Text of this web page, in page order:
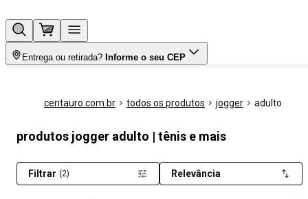
Entrega ou retirada? Informe o seu CEP
centauro.com.br todos os produtos jogger adulto
produtos jogger adulto | tênis e mais
Filtrar (2) Relevância